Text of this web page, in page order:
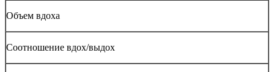
Объем вдоха
Соотношение вдох/выдох